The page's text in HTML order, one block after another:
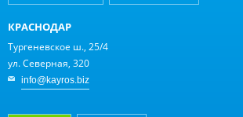
КРАСНОДАР
Тургеневское ш., 25/4
ул. Северная, 320
info@kayros.biz